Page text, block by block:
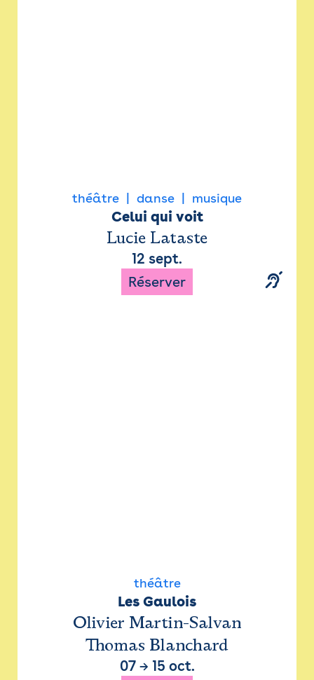
théâtre danse musique
Celui qui voit
Lucie Lataste
12 sept.
Réserver
théâtre
Les Gaulois
Olivier Martin-Salvan
Thomas Blanchard
07→ 15 oct.